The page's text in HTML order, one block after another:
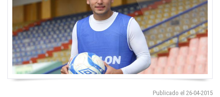
Publicado el 26-04-2015